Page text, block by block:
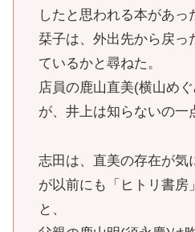
したと思われる本があっ
栞子は、外出先から戻っ
ているかと尋ねた。
店員の鹿山直美(横山め
が、井上は知らないの一
志田は、直美の存在が気
が以前にも「ヒトリ書房
と、